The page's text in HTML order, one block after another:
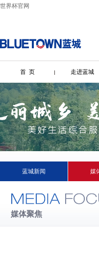
世界杯官网
首 页 走进蓝城
蓝城新闻 媒
媒体聚焦